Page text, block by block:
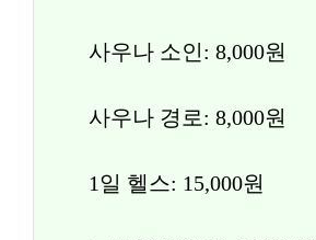
사우나 소인: 8,000원
사우나 경로: 8,000원
1일 헬스: 15,000원